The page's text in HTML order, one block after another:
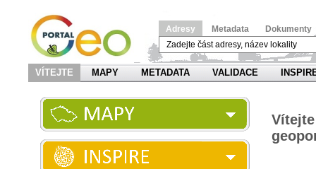
Adresy Metadata Dokumenty
VÍTEJTE MAPY METADATA VALIDACE